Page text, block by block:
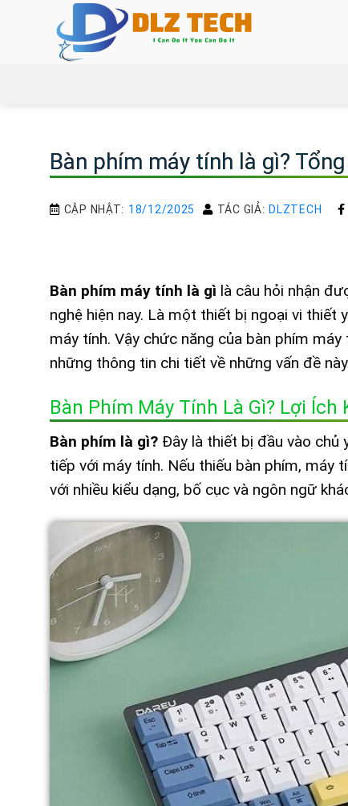
Bàn phím máy tính là gì?
CẬP NHẬT: 18/12/2025 TÁC GIẢ: DLZTECH
Bàn phím máy tính là gì là câu hỏi nhận
nghệ hiện nay. Là một thiết bị ngoại vi
máy tính. Vậy chức năng của bàn phím
những thông tin chi tiết về những vấn đề
Bàn Phím Máy Tính Là Gì? Lợi Ích
Bàn phím là gì? Đây là thiết bị đầu vào chủ
tiếp với máy tính. Nếu thiếu bàn phím, máy
với nhiều kiểu dạng, bố cục và ngôn ngữ